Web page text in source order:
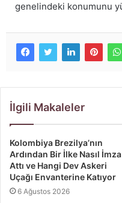
genelindeki konumunu
İlgili Makaleler
Kolombiya Brezilya’nın
Ardından Bir İlke Nasıl İmza
Attı ve Hangi Dev Askeri
Uçağı Envanterine Katıyor
6 Ağustos 2026